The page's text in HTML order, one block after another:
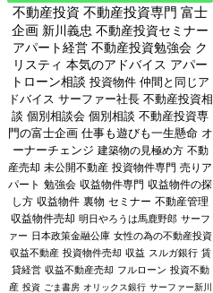
不動産投資 不動産投資専門 富士
企画 新川義忠 不動産投資セミナー
アパート経営 不動産投資勉強会 ク
リスティ 本気のアドバイス アパー
トローン相談 投資物件 仲間と同じア
ドバイス サーファー社長 不動産投資相
談 個別相談会 個別相談 不動産投資専
門の富士企画 仕事も遊びも一生懸命 オ
ーナーチェンジ 建築物の見極め方 不動
産売却 未公開不動産 投資物件専門 売りア
パート 勉強会 収益物件専門 収益物件の探
し方 収益物件 裏物 セミナー 不動産管理
収益物件売却 明日やろうは馬鹿野郎 サーフ
ァー 日本政策金融公庫 女性の為の不動産投資
収益不動産 投資物件売却 収益 スルガ銀行 賃
貸経営 収益不動産売却 フルローン 投資不動
産 投資 ごま書房 オリックス銀行 サーファー新川